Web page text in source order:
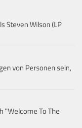
Steven Wilson (LP
von Personen sein,
"Welcome To The